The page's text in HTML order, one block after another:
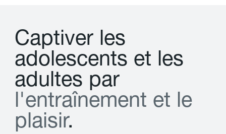
Captiver les
adolescents et les
adultes par
l'entraînement et le
plaisir.